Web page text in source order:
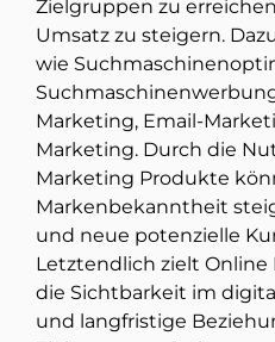
Zielgruppen zu
Umsatz zu steigern.
wie
Suchmaschinenwerbung
Marketing, Email-
Marketing. Durch die
Marketing Produkte
Markenbekanntheit
und neue potenzielle
Letztendlich zielt Online
die Sichtbarkeit im
und langfristige